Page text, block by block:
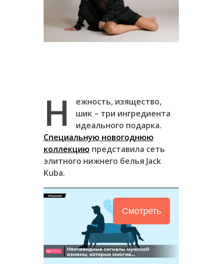
Н
ежность, изящество,
шик – три ингредиента
идеального подарка.
Специальную новогоднюю
коллекцию представила сеть
элитного нижнего белья Jack
Kuba.
Смотреть